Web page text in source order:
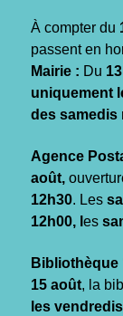
À compter du
passent en
Mairie : Du
uniquement
des samedis
Agence
août,
12h30. Les
12h00, l es
Bibliothèque
15 août, la
les